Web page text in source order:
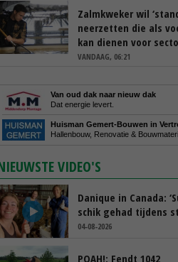
Zalmkweker wil
neerzetten die als
kan dienen voor
VANDAAG, 06:21
Van oud dak naar nieuw dak
Dat energie levert.
Huisman Gemert-Bouwen in
Hallenbouw, Renovatie &
VIDEO'S
Danique in Canada:
schik gehad tijdens
04-08-2026
POAH!: Fendt 1042